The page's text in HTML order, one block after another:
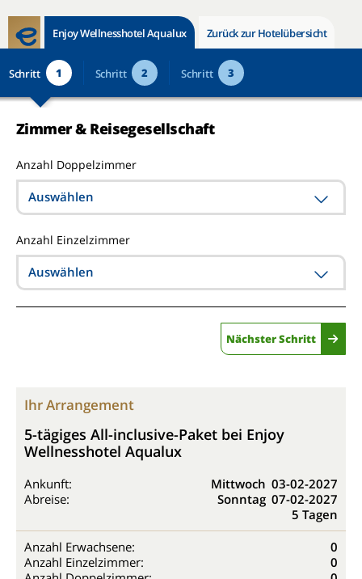
Enjoy Wellnesshotel Aqualux Zurück zur Hotelübersicht
Schritt 1 Schritt 2 Schritt 3
Zimmer & Reisegesellschaft
Anzahl Doppelzimmer
Auswählen
Anzahl Einzelzimmer
Auswählen
Nächster Schritt
Ihr Arrangement
5-tägiges All-inclusive-Paket bei Enjoy
Wellnesshotel Aqualux
Ankunft: Mittwoch 03-02-2027
Abreise:
Sonntag 07-02-2027
5 Tagen
Anzahl Erwachsene:
0
Anzahl Einzelzimmer:
0